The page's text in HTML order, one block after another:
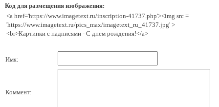
Код для размещения изображения:
<a href='https://www.imagetext.ru/inscription-41737.php'><img src =
'https://www.imagetext.ru/pics_max/imagetext_ru_41737.jpg' >
<br>Картинки с надписями - С днем рождения!</a>
Имя:
Коммент: